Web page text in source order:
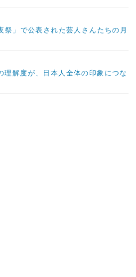
祭」で公表された芸人さんたちの月
理解度が、日本人全体の印象につな